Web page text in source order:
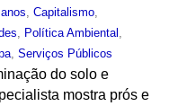
Capitalismo,
Política Ambiental
, Serviços Públicos
do solo e
mostra prós e